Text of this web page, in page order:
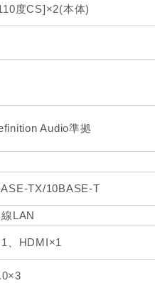
度CS]×2(本体)
Audio準拠
TX/10BASE-T
LAN
、HDMI×1